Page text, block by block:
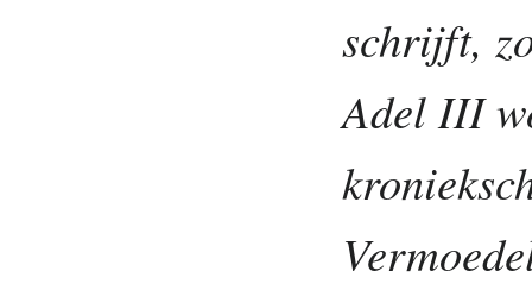
schrijft,
Adel III